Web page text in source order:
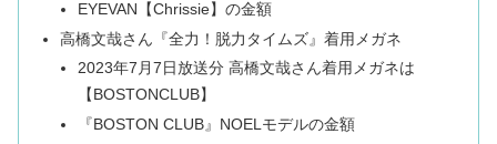
EYEVAN【Chrissie】の金額
高橋文哉さん『全力！脱力タイムズ』着用メガネ
2023年7月7日放送分 高橋文哉さん着用メガネは
【BOSTONCLUB】
『BOSTON CLUB』NOELモデルの金額